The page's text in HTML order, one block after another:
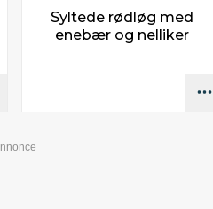
Syltede rødløg med
enebær og nelliker